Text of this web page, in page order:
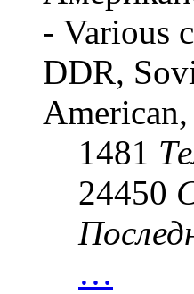
- Various
DDR,
1481
24450
…